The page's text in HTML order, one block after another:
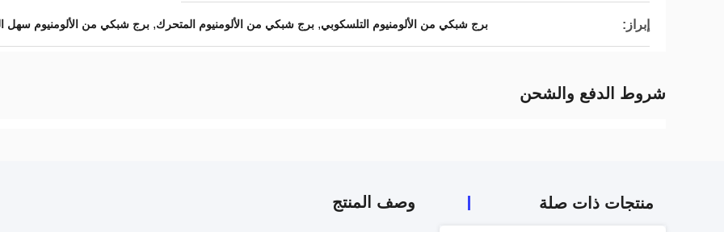
إبراز: برج شبكي من الألومنيوم التلسكوبي, برج شبكي من الألومنيوم المتحرك, برج شبكي من الألومنيوم سهل
شروط الدفع والشحن
منتجات ذات صلة وصف المنتج